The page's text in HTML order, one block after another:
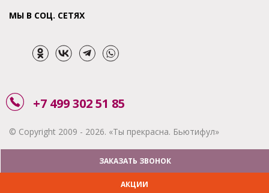
МЫ В СОЦ. СЕТЯХ
+7 499 302 51 85
© Copyright 2009 - 2026. «Ты прекрасна. Бьютифул»
ЗАКАЗАТЬ ЗВОНОК
АКЦИИ